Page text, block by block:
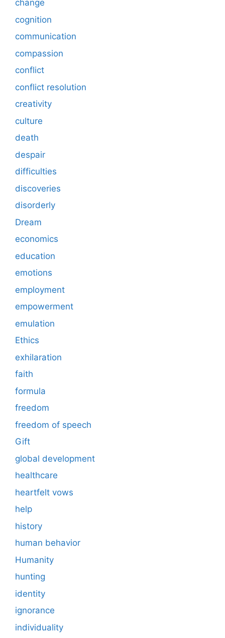
change
cognition
communication
compassion
conflict
conflict resolution
creativity
culture
death
despair
difficulties
discoveries
disorderly
Dream
economics
education
emotions
employment
empowerment
emulation
Ethics
exhilaration
faith
formula
freedom
freedom of speech
Gift
global development
healthcare
heartfelt vows
help
history
human behavior
Humanity
hunting
identity
ignorance
individuality